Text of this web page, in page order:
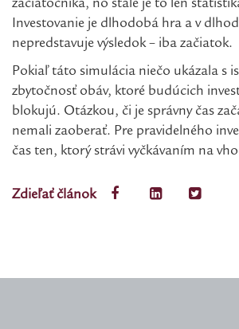
začiatočníka, no stále je to len
Investovanie je dlhodobá hra a v
nepredstavuje výsledok – iba začiatok.
Pokiaľ táto simulácia niečo ukázala s
zbytočnosť obáv, ktoré budúcich
blokujú. Otázkou, či je správny čas
nemali zaoberať. Pre pravidelného
čas ten, ktorý strávi vyčkávaním na
Zdieľať článok